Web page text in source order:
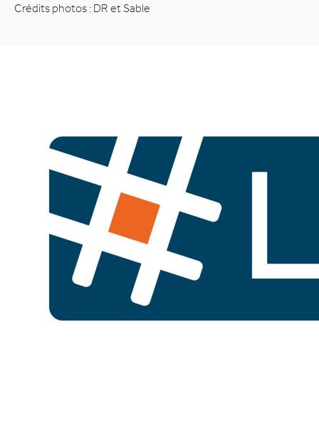
Crédits photos : DR et Sable